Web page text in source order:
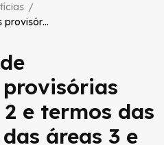
/
Prorrogação de autorizações provisórias das áreas 1 e 2 e termos das autorizações das áreas 3 e 4
e termos das
áreas 3 e